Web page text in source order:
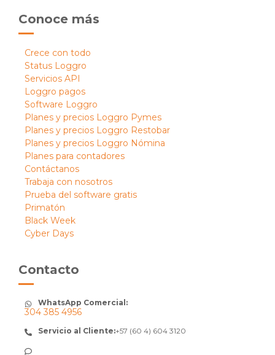
Conoce más
Crece con todo
Status Loggro
Servicios API
Loggro pagos
Software Loggro
Planes y precios Loggro Pymes
Planes y precios Loggro Restobar
Planes y precios Loggro Nómina
Planes para contadores
Contáctanos
Trabaja con nosotros
Prueba del software gratis
Primatón
Black Week
Cyber Days
Contacto
WhatsApp Comercial:
304 385 4956
Servicio al Cliente:+57 (60 4) 604 3120